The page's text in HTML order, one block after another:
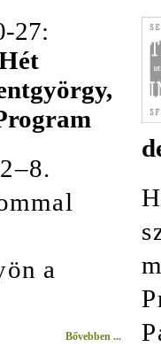
27:
a
Bővebben ...